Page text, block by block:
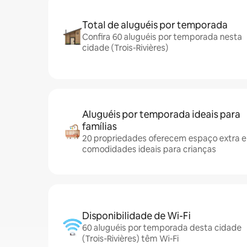
Total de aluguéis por temporada
Confira 60 aluguéis por temporada nesta
cidade (Trois-Rivières)
Aluguéis por temporada ideais para
famílias
20 propriedades oferecem espaço extra e
comodidades ideais para crianças
Disponibilidade de Wi-Fi
60 aluguéis por temporada desta cidade
(Trois-Rivières) têm Wi-Fi